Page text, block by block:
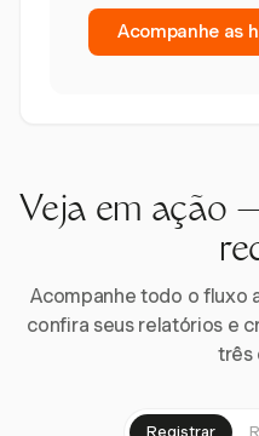
Acompanhe as
Veja em ação
Acompanhe todo o fluxo
confira seus relatórios e
três
Registrar